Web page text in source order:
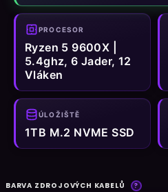
PROCESOR
Ryzen 5 9600X |
5.4ghz, 6 Jader, 12
Vláken
ÚLOŽIŠTĚ
1TB M.2 NVME SSD
BARVA ZDROJOVÝCH KABELŮ ?